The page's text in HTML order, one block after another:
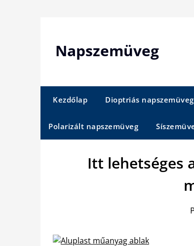
Napszemüveg
Kezdőlap Dioptriás napszemüveg
Polarizált napszemüveg
Itt lehetséges